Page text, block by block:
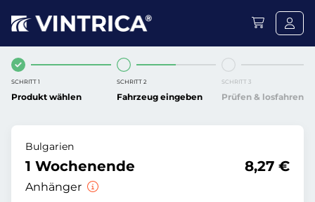
SCHRITT 1
Produkt wählen
SCHRITT 2
Fahrzeug eingeben
SCHRITT 3
Prüfen & losfahren
Bulgarien
1 Wochenende
Anhänger
8,27 €